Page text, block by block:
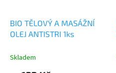
BIO TĚLOVÝ A MASÁŽNÍ
OLEJ ANTISTRI 1ks
Skladem